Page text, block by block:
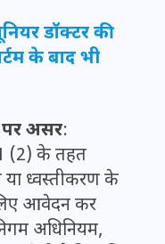
डॉक्टर की
के बाद भी
पर असर:
(2) के तहत
या ध्वस्तीकरण के
आवेदन कर
अधिनियम,